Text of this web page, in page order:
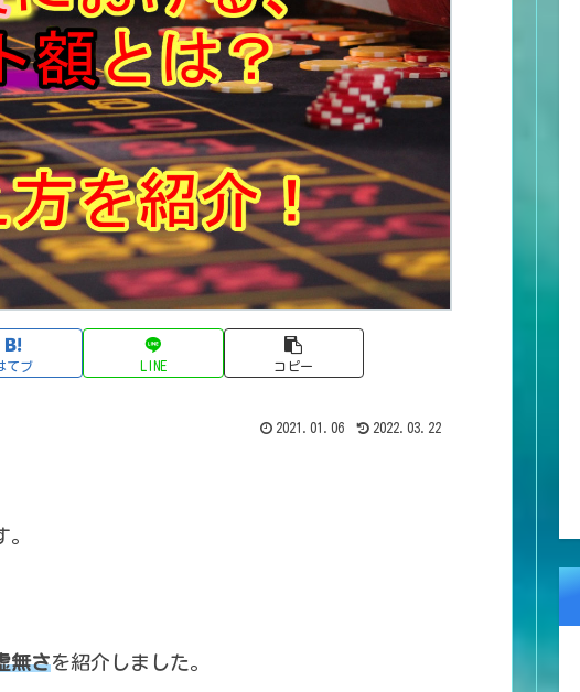
てブ LINE コピー
2021.01.06 2022.03.22
無さを紹介しました。